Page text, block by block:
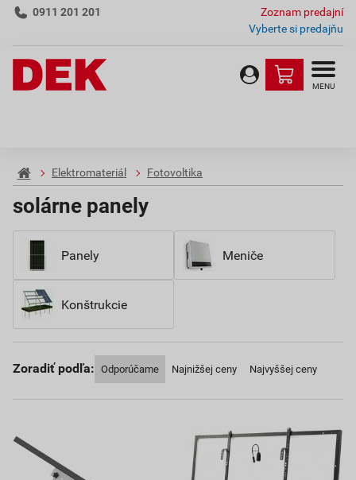
0911 201 201
Zoznam predajní
Vyberte si predajňu
MENU
Elektromateriál Fotovoltika
solárne panely
Panely Meniče
Konštrukcie
Zoradiť podľa: Odporúčame Najnižšej ceny Najvyššej ceny